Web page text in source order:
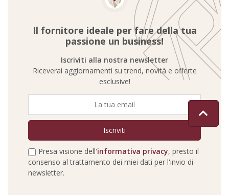
Il fornitore ideale per fare della tua
passione un business!
Iscriviti alla nostra newsletter
Riceverai aggiornamenti su trend, novità e offerte
esclusive!
Presa visione dell'informativa privacy, presto il
consenso al trattamento dei miei dati per l'invio di
newsletter.